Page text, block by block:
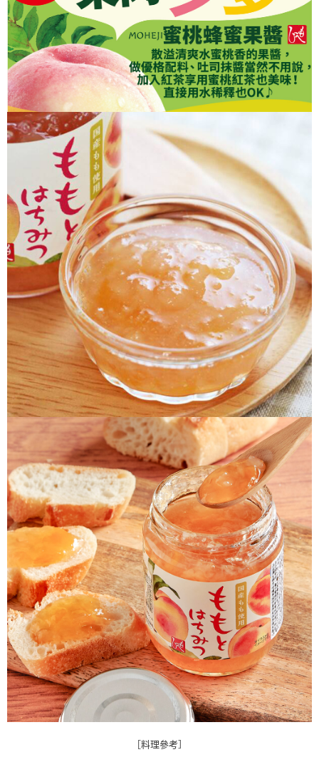
※ 請注意：結帳手續完成當下不需立刻繳費，但若您需要取消訂單，請聯絡
購買商品的店家。未經商家同意取消之訂單仍視為有效，需透過AFTEE先享
後付繳納相關費用。
※ 交易是否成功請以「AFTEE先享後付 」之結帳頁面顯示為準，若有關於
是否繳費成功／繳費後需取消欲退款等相關疑問，請聯繫「AFTEE先享後付
客戶支援中心」 https://netprotections.freshdesk.com/support/home
【注意事項】
１．透過由恩沛科技股份有限公司提供之「AFTEE先享後付」服務完成之交
易，需依本服務之必要範圍內提供個人資料，並將交易相關給付款項請求債
權轉讓予恩沛科技股份有限公司。
２．關於個人資料處理事宜，請瀏覽以下網址：
https://aftee.tw/terms/#terms3
３．未成年的使用者請事先徵得法定代理人或監護人之同意方可使用
「AFTEE先享後付」，若未經同意申辦者引起之損失，本公司不負相關責
任。
４．使用「AFTEE先享後付」時，將依據個別帳號之用戶狀況，依本公司即
時審查核予不同之上限額度；若仍有額度不足之情形，本公司將視審查結果
請求用戶進行身份認證。
５．嚴禁一人註冊多個帳號或使用他人資訊註冊。若發現惡意使用之情形，
恩沛科技股份有限公司將有權停止該用戶之使用額度並採取法律行動。
［料理參考］